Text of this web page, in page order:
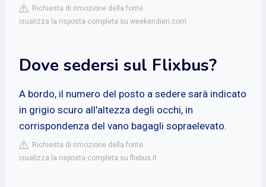
Richiesta di rimozione della fonte
isualizza la risposta completa su weekendieri.com
Dove sedersi sul Flixbus?
A bordo, il numero del posto a sedere sarà indicato
in grigio scuro all'altezza degli occhi, in
corrispondenza del vano bagagli sopraelevato.
Richiesta di rimozione della fonte
isualizza la risposta completa su flixbus.it